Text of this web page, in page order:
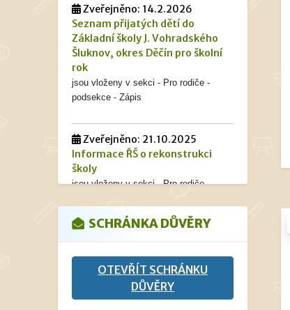
Zveřejněno: 14.2.2026
Seznam přijatých dětí do
Základní školy J. Vohradského
Šluknov, okres Děčín pro školní
rok
jsou vloženy v sekci - Pro rodiče -
podsekce - Zápis
Zveřejněno: 21.10.2025
Informace ŘŠ o rekonstrukci
školy
jsou vloženy v sekci - Pro rodiče -
Žádosti ke stažení
jsou vloženy v sekci - Pro rodiče -
podsekce - Dokumenty - Žádosti ke
stažení
SCHRÁNKA DŮVĚRY
OTEVŘÍT SCHRÁNKU
DŮVĚRY